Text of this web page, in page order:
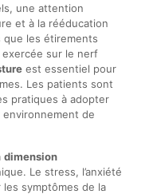
une attention
et à la rééducation
que les étirements
sur le nerf
est essentiel pour
Les patients sont
pratiques à adopter
de
dimension
Le stress, l’anxiété
symptômes de la